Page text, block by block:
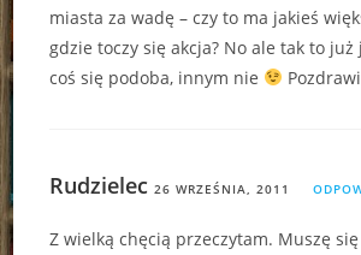
miasta za wadę – czy to ma jakieś
gdzie toczy się akcja? No ale tak to
coś się podoba, innym nie
Rudzielec 26 WRZEŚNIA, 2011
Z wielką chęcią przeczytam. Muszę